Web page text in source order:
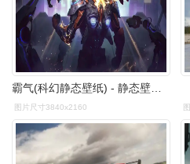
图片尺寸3840x2160